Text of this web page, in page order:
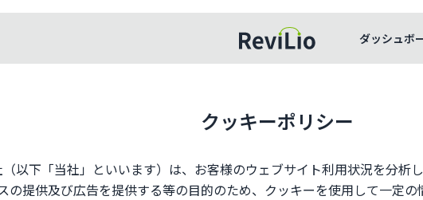
レビリオ
ダッシュボ
クッキーポリシー
以下「当社」といいます）は、お客様のウェブサイト利用状況を分析
の提供及び広告を提供する等の目的のため、クッキーを使用して一定の